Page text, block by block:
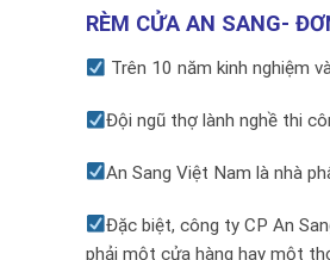
RÈM CỬA AN SANG-
Trên 10 năm kinh nghiệm
Đội ngũ thợ lành nghề thi
An Sang Việt Nam là nhà
Đặc biệt, công ty CP An
phải một cửa hàng hay một